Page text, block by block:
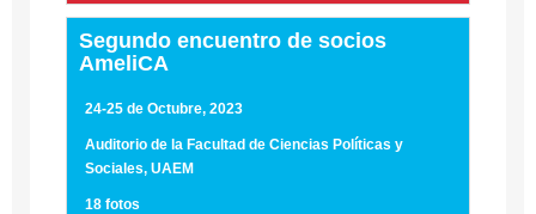
Segundo encuentro de socios
AmeliCA
24-25 de Octubre, 2023
Auditorio de la Facultad de Ciencias Políticas y
Sociales, UAEM
18 fotos